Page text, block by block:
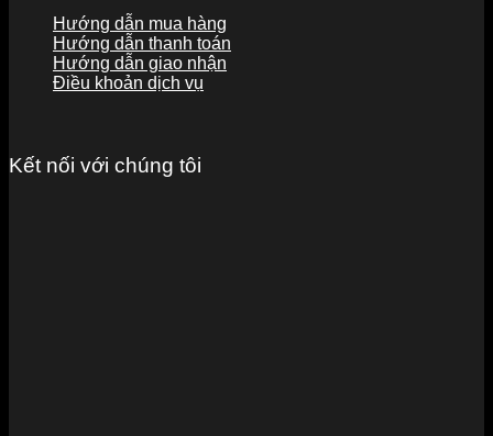
Hướng dẫn mua hàng
Hướng dẫn thanh toán
Hướng dẫn giao nhận
Điều khoản dịch vụ
Kết nối với chúng tôi